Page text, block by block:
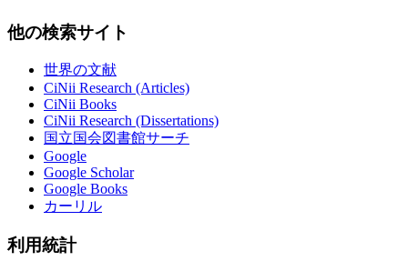
他の検索サイト
世界の文献
CiNii Research (Articles)
CiNii Books
CiNii Research (Dissertations)
国立国会図書館サーチ
Google
Google Scholar
Google Books
カーリル
利用統計